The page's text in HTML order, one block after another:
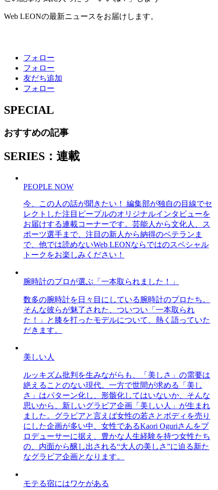
Web LEONの最新ニュースをお届けします。
フォロー
フォロー
友だち追加
フォロー
SPECIAL
おすすめの記事
SERIES：連載
PEOPLE NOW
今、この人の話が聞きたい！ 編集部が独自の目線でセ
レクトした注目ピープルのオリジナルインタビューを
お届けする連載コーナーです。芸能人から文化人、ス
ポーツ選手まで、注目の新人から納得のベテランま
で、他では読めないWeb LEONならではのスペシャル
トークをお楽しみください！
腕時計のプロが選ぶ「一本取られました！」
数多の腕時計を日々目にしている腕時計のプロたち。
そんな彼らが魅了された、ついつい「一本取られ
た！」と膝を打ったモデルについて、熱く語っていた
だきます。
美しい人
ルッキズム批判を生みながらも、「美しさ」の需要は
絶えることのない現代。一方で世間が求める「美し
さ」はパターン化し、形骸化してはいないか、そんな
思いから、新しいグラビア企画「美しい人」が生まれ
ました。グラビアと言えば女性の若さとボディを売り
にした企画が多い中、女性であるKaori Oguriさんをプ
ロデューサーに据え、豊かな人生経験を持つ女性たち
の、内面から醸し出される“大人の美しさ”に迫る新た
なグラビア企画となります。
モテる宿にはワケがある